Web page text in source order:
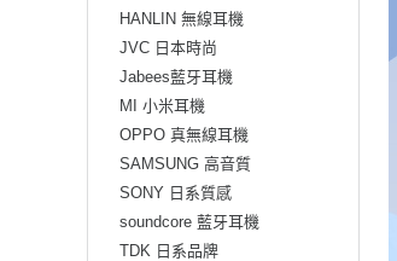
HANLIN 無線耳機
JVC 日本時尚
Jabees藍牙耳機
MI 小米耳機
OPPO 真無線耳機
SAMSUNG 高音質
SONY 日系質感
soundcore 藍牙耳機
TDK 日系品牌